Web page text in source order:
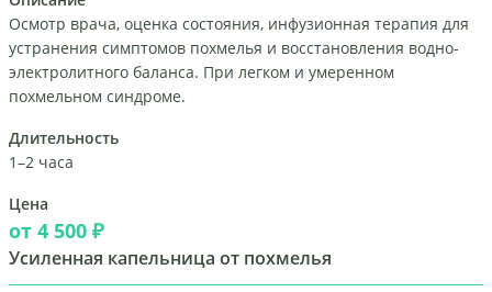
Осмотр врача, оценка состояния, инфузионная терапия для
устранения симптомов похмелья и восстановления водно-
электролитного баланса. При легком и умеренном
похмельном синдроме.
Длительность
1–2 часа
Цена
от 4 500 ₽
Усиленная капельница от похмелья